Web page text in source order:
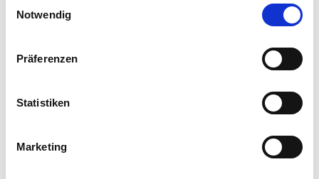
Notwendig
Präferenzen
Statistiken
Marketing
67065 Ludwigshafen
Immobilien Blum e. K.